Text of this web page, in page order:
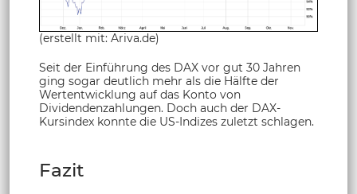
(erstellt mit: Ariva.de)
Seit der Einführung des DAX vor gut 30 Jahren
ging sogar deutlich mehr als die Hälfte der
Wertentwicklung auf das Konto von
Dividendenzahlungen. Doch auch der DAX-
Kursindex konnte die US-Indizes zuletzt schlagen.
Fazit